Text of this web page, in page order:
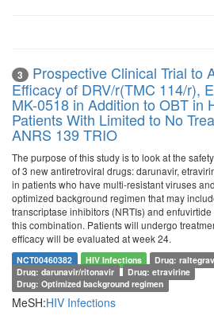
3
Prospective Clinical Trial to
Efficacy of DRV/r(TMC 114/r),
MK-0518 in Addition to OBT in
Patients With Limited to No
ANRS 139 TRIO
The purpose of this study is to look at the
of 3 new antiretroviral drugs: darunavir,
in patients who have multi-resistant viruses
optimized background regimen that may
transcriptase inhibitors (NRTIs) and
this combination. Patients will undergo
efficacy will be evaluated at week 24.
NCT00460382 HIV Infections
Drug:
Drug: darunavir/ritonavir
Drug: etravirine
Drug: Optimized background regimen
MeSH:HIV Infections